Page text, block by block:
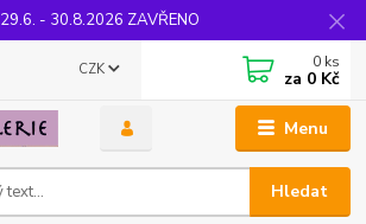
29.6. - 30.8.2026 ZAVŘENO
Menu
CZK
Hledat
0 ks
za 0 Kč